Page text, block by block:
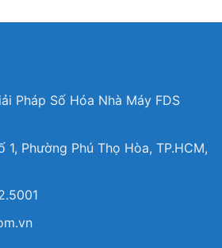
Pháp Số Hóa Nhà Máy FDS
Phường Phú Thọ Hòa, TP.HCM,